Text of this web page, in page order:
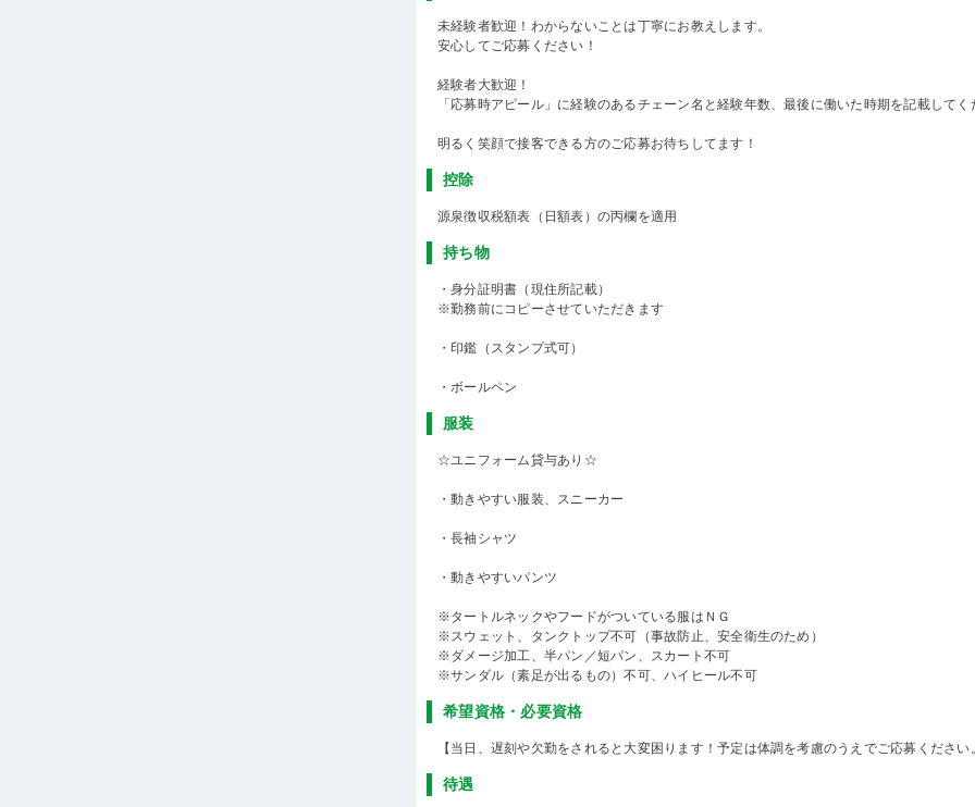
未経験者歓迎！わからないことは丁寧にお教えします。
安心してご応募ください！
経験者大歓迎！
「応募時アピール」に経験のあるチェーン名と経験年数、最後に働いた時期を記載してく
明るく笑顔で接客できる方のご応募お待ちしてます！
控除
源泉徴収税額表（日額表）の丙欄を適用
持ち物
・身分証明書（現住所記載）
※勤務前にコピーさせていただきます
・印鑑（スタンプ式可）
・ボールペン
服装
☆ユニフォーム貸与あり☆
・動きやすい服装、スニーカー
・長袖シャツ
・動きやすいパンツ
※タートルネックやフードがついている服はＮＧ
※スウェット、タンクトップ不可（事故防止、安全衛生のため）
※ダメージ加工、半パン／短パン、スカート不可
※サンダル（素足が出るもの）不可、ハイヒール不可
希望資格・必要資格
【当日、遅刻や欠勤をされると大変困ります！予定は体調を考慮のうえでご応募ください
待遇